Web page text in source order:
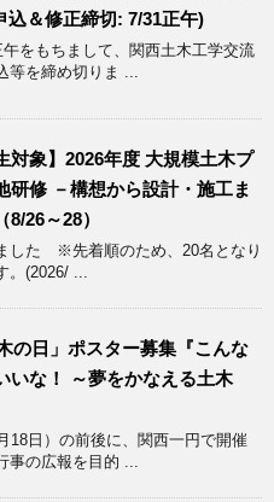
込＆修正締切: 7/31正午)
をもちまして、関西土木工学交流
等を締め切りま ...
対象】2026年度 大規模土木プ
研修 －構想から設計・施工ま
26～28）
した ※先着順のため、20名となり
。(2026/ ...
の日」ポスター募集『こんな
いな！ ～夢をかなえる土木
18日）の前後に、関西一円で開催
事の広報を目的 ...